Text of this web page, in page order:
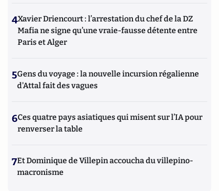
4Xavier Driencourt : l’arrestation du chef de la DZ
Mafia ne signe qu’une vraie-fausse détente entre
Paris et Alger
5Gens du voyage : la nouvelle incursion régalienne
d'Attal fait des vagues
6Ces quatre pays asiatiques qui misent sur l’IA pour
renverser la table
7Et Dominique de Villepin accoucha du villepino-
macronisme